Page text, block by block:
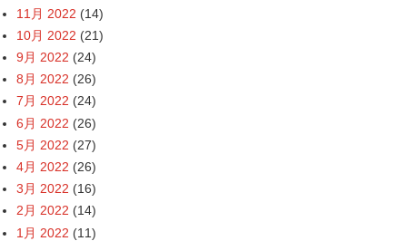
11月 2022 (14)
10月 2022 (21)
9月 2022 (24)
8月 2022 (26)
7月 2022 (24)
6月 2022 (26)
5月 2022 (27)
4月 2022 (26)
3月 2022 (16)
2月 2022 (14)
1月 2022 (11)